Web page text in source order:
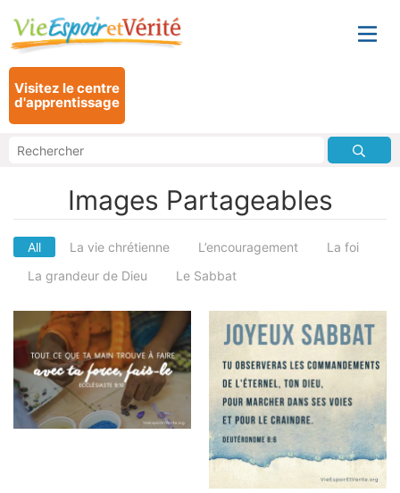
Visitez le centre
d'apprentissage
Images Partageables
All La vie chrétienne L’encouragement
La foi
La grandeur de Dieu
Le Sabbat